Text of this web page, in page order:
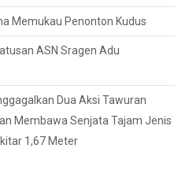
Memukau Penonton Kudus
ASN Sragen Adu
Dua Aksi Tawuran
Membawa Senjata Tajam Jenis
1,67 Meter